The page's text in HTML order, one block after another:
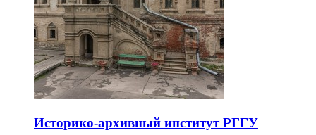
Историко-архивный институт РГГУ